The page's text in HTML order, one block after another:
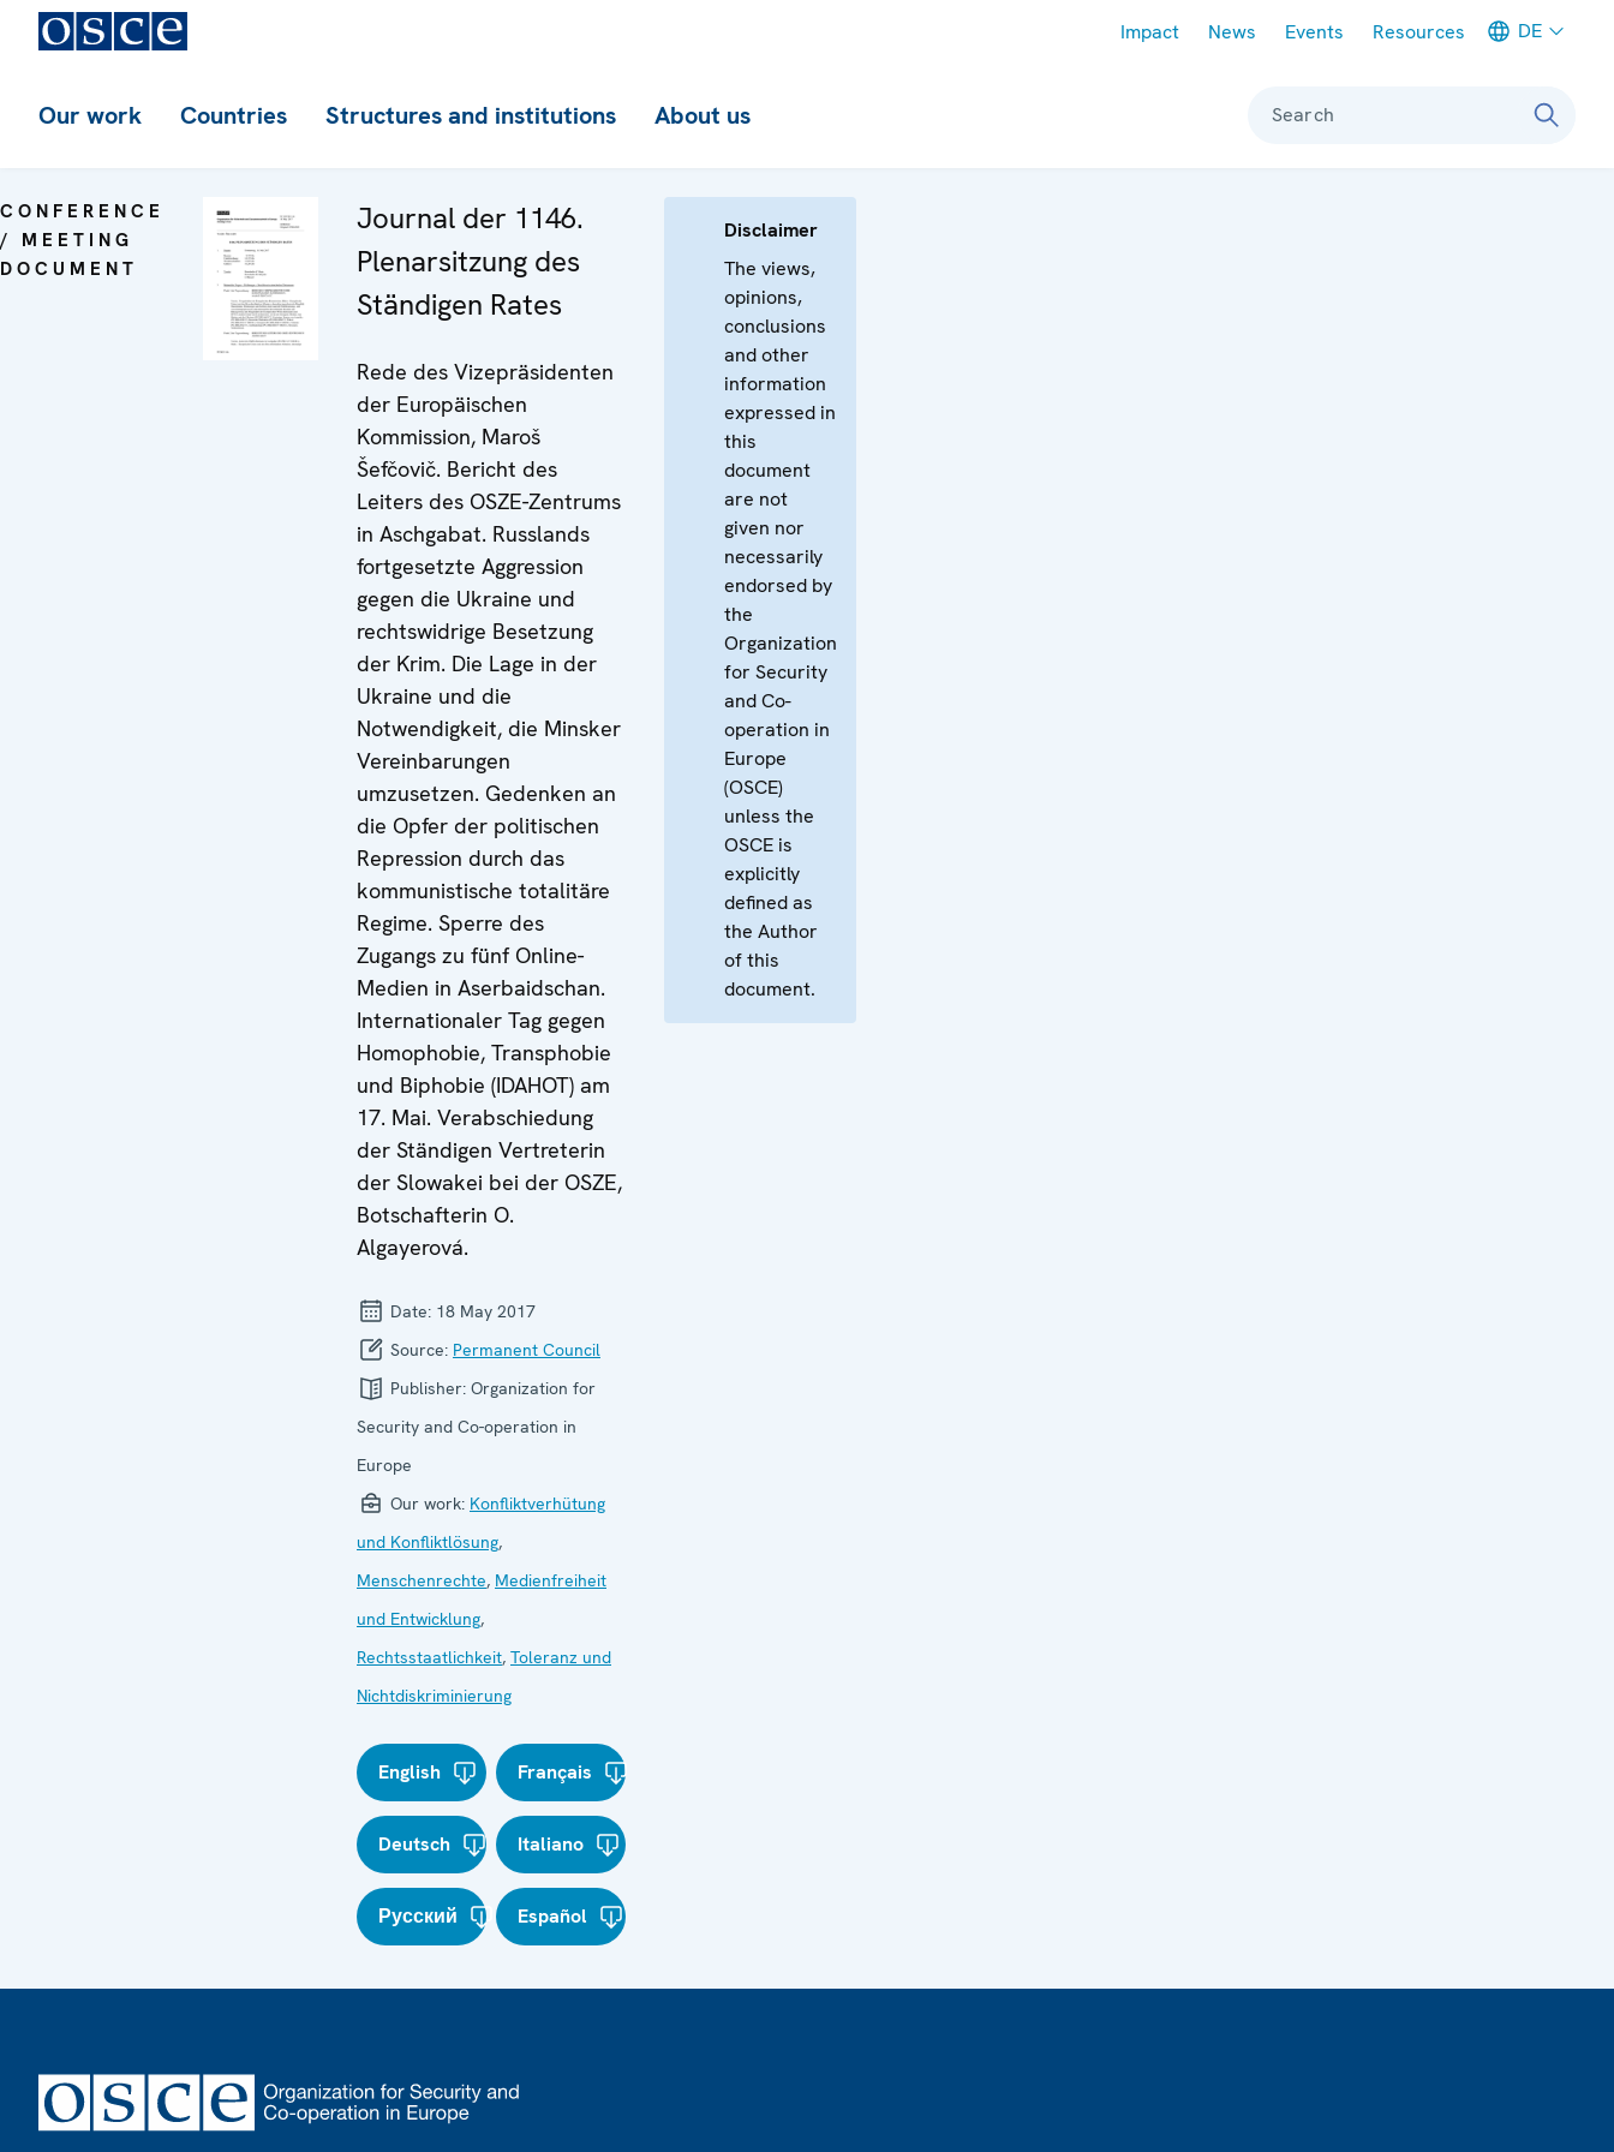
Impact News Events Resources DE
Our work Countries Structures and institutions About us Search
CONFERENCE
/ MEETING
DOCUMENT
Journal der 1146.
Plenarsitzung des
Ständigen Rates
Rede des Vizepräsidenten
der Europäischen
Kommission, Maroš
Šefčovič. Bericht des
Leiters des OSZE-Zentrums
in Aschgabat. Russlands
fortgesetzte Aggression
gegen die Ukraine und
rechtswidrige Besetzung
der Krim. Die Lage in der
Ukraine und die
Notwendigkeit, die Minsker
Vereinbarungen
umzusetzen. Gedenken an
die Opfer der politischen
Repression durch das
kommunistische totalitäre
Regime. Sperre des
Zugangs zu fünf Online-
Medien in Aserbaidschan.
Internationaler Tag gegen
Homophobie, Transphobie
und Biphobie (IDAHOT) am
17. Mai. Verabschiedung
der Ständigen Vertreterin
der Slowakei bei der OSZE,
Botschafterin O.
Algayerová.
Date: 18 May 2017
Source: Permanent Council
Publisher: Organization for
Security and Co-operation in
Europe
Our work: Konfliktverhütung
und Konfliktlösung,
Menschenrechte, Medienfreiheit
und Entwicklung,
Rechtsstaatlichkeit, Toleranz und
Nichtdiskriminierung
English Français
Deutsch Italiano
Русский Español
Disclaimer
The views,
opinions,
conclusions
and other
information
expressed in
this
document
are not
given nor
necessarily
endorsed by
the
Organization
for Security
and Co-
operation in
Europe
(OSCE)
unless the
OSCE is
explicitly
defined as
the Author
of this
document.